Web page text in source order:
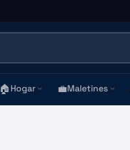
🏠Hogar 💼Maletines